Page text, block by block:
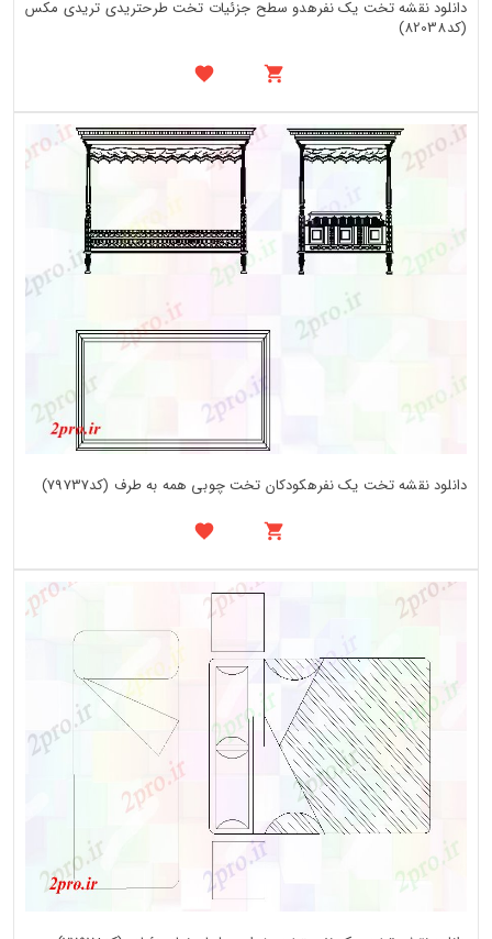
دانلود نقشه تخت یک نفرهدو سطح جزئیات تخت طرحتریدی تریدی مکس
(کد82038)
دانلود نقشه تخت یک نفرهکودکان تخت چوبی همه به طرف (کد79737)